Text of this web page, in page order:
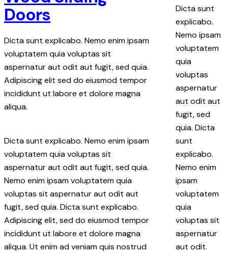
Doors
Dicta sunt explicabo. Nemo enim ipsam
voluptatem quia voluptas sit
aspernatur aut odit aut fugit, sed quia.
Adipiscing elit sed do eiusmod tempor
incididunt ut labore et dolore magna
aliqua.
Dicta sunt explicabo. Nemo enim ipsam
voluptatem quia voluptas sit
aspernatur aut odit aut fugit, sed quia.
Nemo enim ipsam voluptatem quia
voluptas sit aspernatur aut odit aut
fugit, sed quia. Dicta sunt explicabo.
Adipiscing elit, sed do eiusmod tempor
incididunt ut labore et dolore magna
aliqua. Ut enim ad veniam quis nostrud
Dicta sunt
explicabo.
Nemo ipsam
voluptatem
quia
voluptas
aspernatur
aut odit aut
fugit, sed
quia. Dicta
sunt
explicabo.
Nemo enim
ipsam
voluptatem
quia
voluptas sit
aspernatur
aut odit.